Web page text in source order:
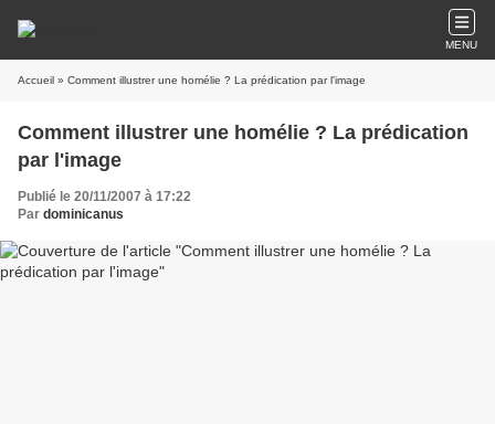
MENU
Accueil » Comment illustrer une homélie ? La prédication par l'image
Comment illustrer une homélie ? La prédication
par l'image
Publié le 20/11/2007 à 17:22
Par dominicanus